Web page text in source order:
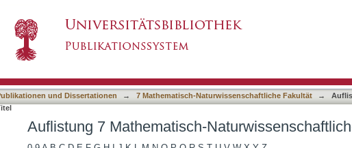
und Dissertationen → 7 Mathematisch-Naturwissenschaftliche Fakultät →
Auflistung 7 Mathematisch-